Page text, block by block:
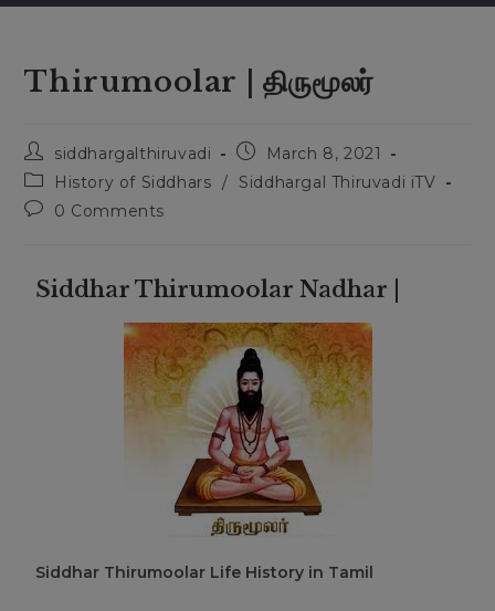
Thirumoolar | திருமூலர்
siddhargalthiruvadi
March 8, 2021
History of Siddhars /
Siddhargal Thiruvadi iTV
0 Comments
Siddhar Thirumoolar Nadhar |
Siddhar Thirumoolar Life History in Tamil